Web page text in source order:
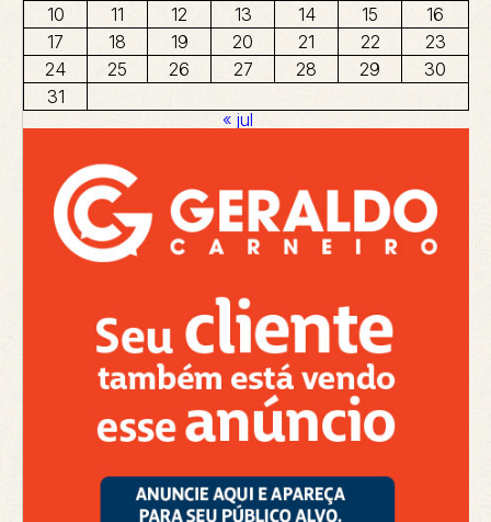
10
11 12 13 14 15
16
17
18 19 20 21 22
23
24
25 26 27 28 29
30
31
« jul